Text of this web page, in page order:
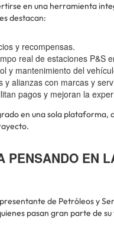
en una herramienta
destacan:
y recompensas.
real de estaciones P&S
y mantenimiento del
y alianzas con marcas y
pagos y mejoran la
en una sola plataforma,
PENSANDO EN
de Petróleos y
pasan gran parte de